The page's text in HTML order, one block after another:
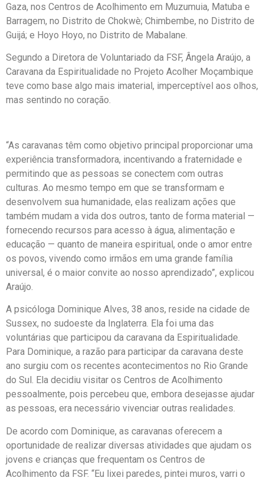
Gaza, nos Centros de Acolhimento em Muzumuia, Matuba e
Barragem, no Distrito de Chokwè; Chimbembe, no Distrito de
Guijá; e Hoyo Hoyo, no Distrito de Mabalane.
Segundo a Diretora de Voluntariado da FSF, Ângela Araújo, a
Caravana da Espiritualidade no Projeto Acolher Moçambique
teve como base algo mais imaterial, imperceptível aos olhos,
mas sentindo no coração.
“As caravanas têm como objetivo principal proporcionar uma
experiência transformadora, incentivando a fraternidade e
permitindo que as pessoas se conectem com outras
culturas. Ao mesmo tempo em que se transformam e
desenvolvem sua humanidade, elas realizam ações que
também mudam a vida dos outros, tanto de forma material —
fornecendo recursos para acesso à água, alimentação e
educação — quanto de maneira espiritual, onde o amor entre
os povos, vivendo como irmãos em uma grande família
universal, é o maior convite ao nosso aprendizado”, explicou
Araújo.
A psicóloga Dominique Alves, 38 anos, reside na cidade de
Sussex, no sudoeste da Inglaterra. Ela foi uma das
voluntárias que participou da caravana da Espiritualidade.
Para Dominique, a razão para participar da caravana deste
ano surgiu com os recentes acontecimentos no Rio Grande
do Sul. Ela decidiu visitar os Centros de Acolhimento
pessoalmente, pois percebeu que, embora desejasse ajudar
as pessoas, era necessário vivenciar outras realidades.
De acordo com Dominique, as caravanas oferecem a
oportunidade de realizar diversas atividades que ajudam os
jovens e crianças que frequentam os Centros de
Acolhimento da FSF. “Eu lixei paredes, pintei muros, varri o